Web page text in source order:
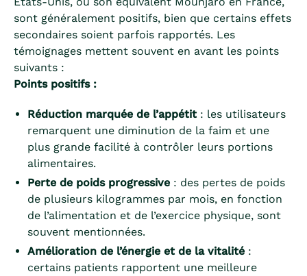
sont généralement positifs, bien que certains effets
secondaires soient parfois rapportés. Les
témoignages mettent souvent en avant les points
suivants :
Points positifs :
Réduction marquée de l’appétit : les utilisateurs
remarquent une diminution de la faim et une
plus grande facilité à contrôler leurs portions
alimentaires.
Perte de poids progressive : des pertes de poids
de plusieurs kilogrammes par mois, en fonction
de l’alimentation et de l’exercice physique, sont
souvent mentionnées.
Amélioration de l’énergie et de la vitalité :
certains patients rapportent une meilleure